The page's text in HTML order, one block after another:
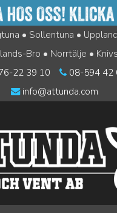
• Sollentuna •
Bro • Norrtälje •
22 39 10
08-594 42
info@attunda.com